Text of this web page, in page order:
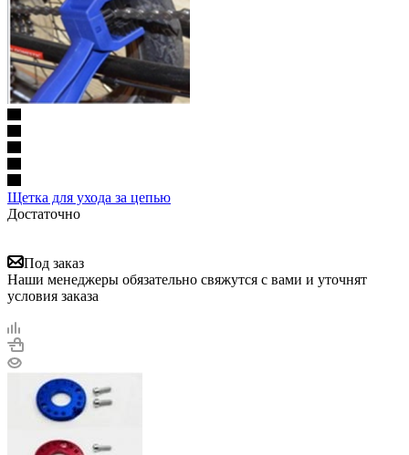
Щетка для ухода за цепью
Достаточно
Под заказ
Наши менеджеры обязательно свяжутся с вами и уточнят
условия заказа